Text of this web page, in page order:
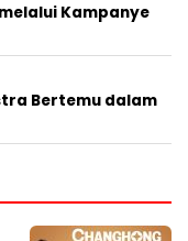
Kampanye
Bertemu dalam